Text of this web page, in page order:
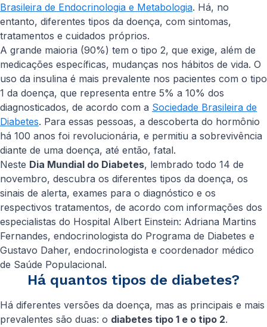
Brasileira de Endocrinologia e Metabologia. Há, no
entanto, diferentes tipos da doença, com sintomas,
tratamentos e cuidados próprios.
A grande maioria (90%) tem o tipo 2, que exige, além de
medicações específicas, mudanças nos hábitos de vida. O
uso da insulina é mais prevalente nos pacientes com o tipo
1 da doença, que representa entre 5% a 10% dos
diagnosticados, de acordo com a Sociedade Brasileira de
Diabetes. Para essas pessoas, a descoberta do hormônio
há 100 anos foi revolucionária, e permitiu a sobrevivência
diante de uma doença, até então, fatal.
Neste Dia Mundial do Diabetes, lembrado todo 14 de
novembro, descubra os diferentes tipos da doença, os
sinais de alerta, exames para o diagnóstico e os
respectivos tratamentos, de acordo com informações dos
especialistas do Hospital Albert Einstein: Adriana Martins
Fernandes, endocrinologista do Programa de Diabetes e
Gustavo Daher, endocrinologista e coordenador médico
de Saúde Populacional.
Há quantos tipos de diabetes?
Há diferentes versões da doença, mas as principais e mais
prevalentes são duas: o diabetes tipo 1 e o tipo 2.